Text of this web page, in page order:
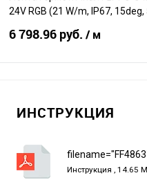
24V RGB (21 W/m, IP67,
6 798.96 руб. / м
В избранное
ИНСТРУКЦИЯ
Инструкция , 14.65